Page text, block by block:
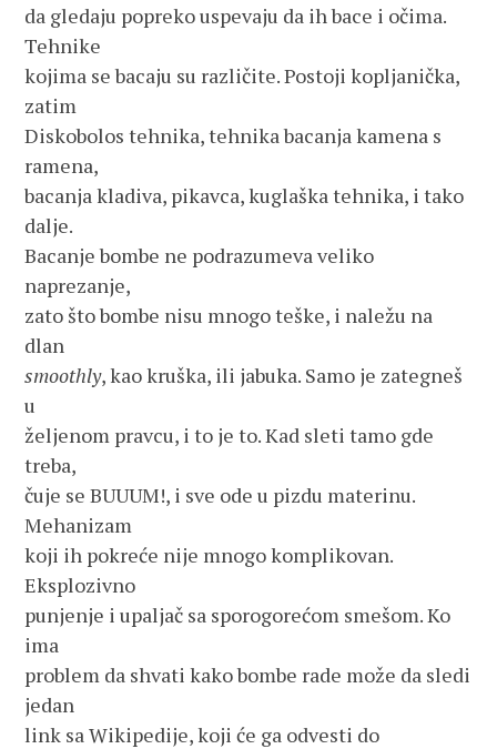
da gledaju popreko uspevaju da ih bace i očima.
Tehnike
kojima se bacaju su različite. Postoji kopljanička,
zatim
Diskobolos tehnika, tehnika bacanja kamena s
ramena,
bacanja kladiva, pikavca, kuglaška tehnika, i tako
dalje.
Bacanje bombe ne podrazumeva veliko
naprezanje,
zato što bombe nisu mnogo teške, i naležu na
dlan
smoothly, kao kruška, ili jabuka. Samo je zategneš
u
željenom pravcu, i to je to. Kad sleti tamo gde
treba,
čuje se BUUUM!, i sve ode u pizdu materinu.
Mehanizam
koji ih pokreće nije mnogo komplikovan.
Eksplozivno
punjenje i upaljač sa sporogorećom smešom. Ko
ima
problem da shvati kako bombe rade može da sledi
jedan
link sa Wikipedije, koji će ga odvesti do